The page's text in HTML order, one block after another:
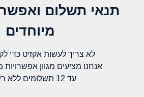
תנאי תשלום
מיוחדים
לא צריך לעשות אקזיט כדי
אנחנו מציעים מגוון אפשרויות
עד 12 תשלומים ללא ריבית.